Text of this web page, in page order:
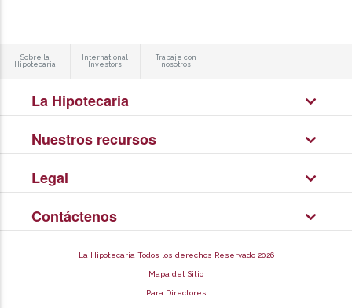
Sobre la
Hipotecaria
International
Investors
Trabaje con
nosotros
La Hipotecaria
Nuestros recursos
Legal
Contáctenos
La Hipotecaria Todos los derechos Reservado 2026
Mapa del Sitio
Para Directores